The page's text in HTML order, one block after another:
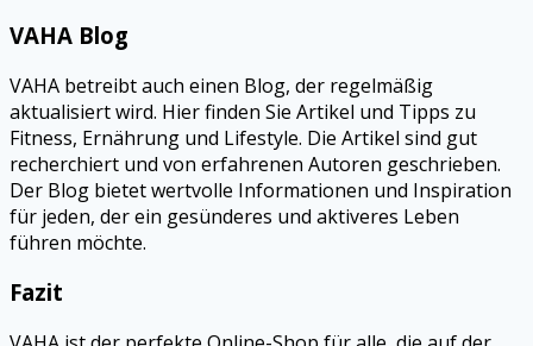
VAHA Blog
VAHA betreibt auch einen Blog, der regelmäßig
aktualisiert wird. Hier finden Sie Artikel und Tipps zu
Fitness, Ernährung und Lifestyle. Die Artikel sind gut
recherchiert und von erfahrenen Autoren geschrieben.
Der Blog bietet wertvolle Informationen und Inspiration
für jeden, der ein gesünderes und aktiveres Leben
führen möchte.
Fazit